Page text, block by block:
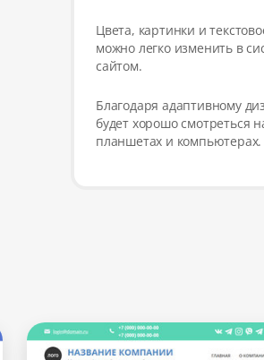
Цвета, картинки и
можно легко изменить в
сайтом.
Благодаря адаптивному
будет хорошо смотреться
планшетах и компьютерах.